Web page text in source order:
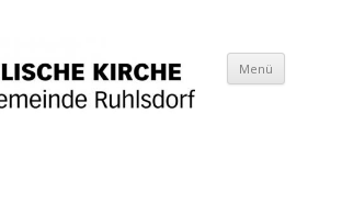
Kirchengemeinde
Menü Springe
Inhalt